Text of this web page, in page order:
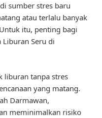
sumber stres baru
atau terlalu banyak
itu, penting bagi
Liburan Seru di
liburan tanpa stres
yang matang.
Darmawan,
meminimalkan risiko